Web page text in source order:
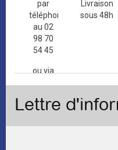
par
téléphone
au 02
98 70
54 45
ou via
de
Livraison
sous 48h
Lettre